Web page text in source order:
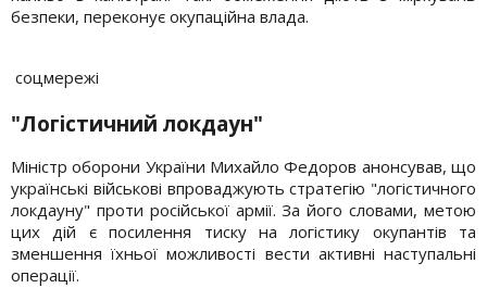
безпеки, переконує окупаційна влада.
соцмережі
"Логістичний локдаун"
Міністр оборони України Михайло Федоров анонсував, що
українські військові впроваджують стратегію "логістичного
локдауну" проти російської армії. За його словами, метою
цих дій є посилення тиску на логістику окупантів та
зменшення їхньої можливості вести активні наступальні
операції.